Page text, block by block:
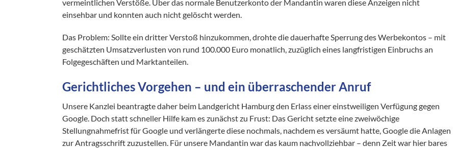
vermeintlichen Verstöße. Über das normale Benutzerkonto der Mandantin waren diese Anzeigen nicht
einsehbar und konnten auch nicht gelöscht werden.
Das Problem: Sollte ein dritter Verstoß hinzukommen, drohte die dauerhafte Sperrung des Werbekontos – mit
geschätzten Umsatzverlusten von rund 100.000 Euro monatlich, zuzüglich eines langfristigen Einbruchs an
Folgegeschäften und Marktanteilen.
Gerichtliches Vorgehen – und ein überraschender Anruf
Unsere Kanzlei beantragte daher beim Landgericht Hamburg den Erlass einer einstweiligen Verfügung gegen
Google. Doch statt schneller Hilfe kam es zunächst zu Frust: Das Gericht setzte eine zweiwöchige
Stellungnahmefrist für Google und verlängerte diese nochmals, nachdem es versäumt hatte, Google die Anlagen
zur Antragsschrift zuzustellen. Für unsere Mandantin war das kaum nachvollziehbar – denn Zeit war hier bares